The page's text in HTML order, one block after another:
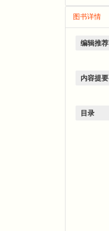
图书详情
编辑推荐
内容提要
目录